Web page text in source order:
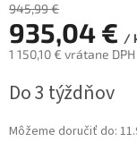
945,99 €
935,04 € /
1 150,10 € vrátane DPH
cena:
Do 3 týždňov
Môžeme doručiť do: